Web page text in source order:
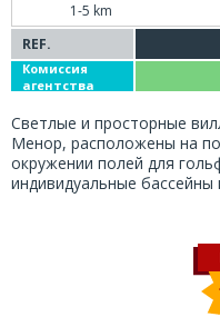
1-5 km
REF.
Комиссия
агентства
Светлые и просторные
Менор, расположены на
окружении полей для
индивидуальные